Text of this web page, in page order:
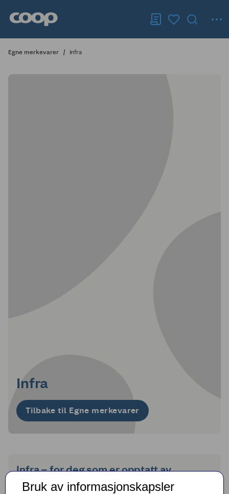
Egne merkevarer Infra
Infra
Tilbake til Egne merkevarer
Infra – for deg som er opptatt av
oppussing og vedlikehold av hjemmet
Bruk av informasjonskapsler